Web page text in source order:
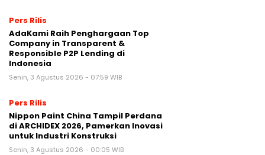
Pers Rilis
AdaKami Raih Penghargaan Top
Company in Transparent &
Responsible P2P Lending di
Indonesia
Senin, 3 Agustus 2026 - 07:59 WIB
Pers Rilis
Nippon Paint China Tampil Perdana
di ARCHIDEX 2026, Pamerkan Inovasi
untuk Industri Konstruksi
Senin, 3 Agustus 2026 - 00:05 WIB